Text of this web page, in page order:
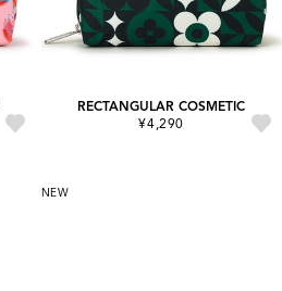
RECTANGULAR COSMETIC
¥4,290
NEW